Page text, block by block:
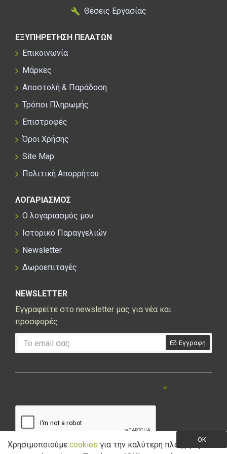
Θέσεις Εργασίας
ΕΞΥΠΗΡΕΤΗΣΗ ΠΕΛΑΤΩΝ
Επικοινωνία
Μάρκες
Αποστολή & Παράδοση
Τρόποι Πληρωμής
Επιστροφές
Όροι Χρήσης
Site Map
Πολιτική Απορρήτου
ΛΟΓΑΡΙΑΣΜΟΣ
Ο λογαριασμός μου
Ιστορικό Παραγγελιών
Newsletter
Δωροεπιταγές
NEWSLETTER
Εγγραφείτε στο newsletter μας για νέα και
προσφορές
Εγγραφη
OK
Χρησιμοποιούμε cookies για την καλύτερη πλοήγηση